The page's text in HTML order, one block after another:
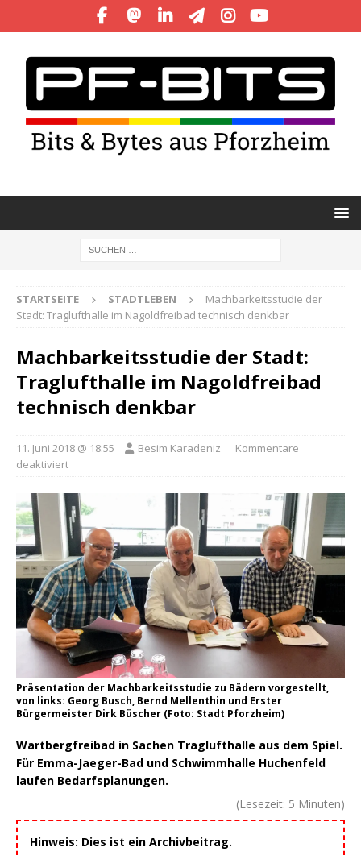
STARTSEITE STADTLEBEN
Machbarkeitsstudie der
Stadt: Traglufthalle im Nagoldfreibad technisch denkbar
Machbarkeitsstudie der Stadt:
Traglufthalle im Nagoldfreibad
technisch denkbar
11. Juni 2018 @ 18:55 Besim Karadeniz
Kommentare
deaktiviert
Präsentation der Machbarkeitsstudie zu Bädern vorgestellt,
von links: Georg Busch, Bernd Mellenthin und Erster
Bürgermeister Dirk Büscher (Foto: Stadt Pforzheim)
Wartbergfreibad in Sachen Traglufthalle aus dem Spiel.
Für Emma-Jaeger-Bad und Schwimmhalle Huchenfeld
laufen Bedarfsplanungen.
(Lesezeit: 5 Minuten)
Hinweis: Dies ist ein Archivbeitrag.